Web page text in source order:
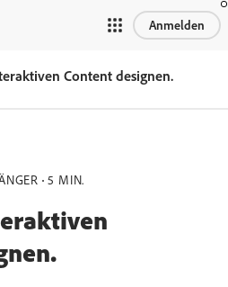
Anmelden
Content designen.
5 MIN.